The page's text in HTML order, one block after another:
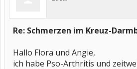
Re: Schmerzen im Kreuz-
Hallo Flora und Angie,
ich habe Pso-Arthritis und